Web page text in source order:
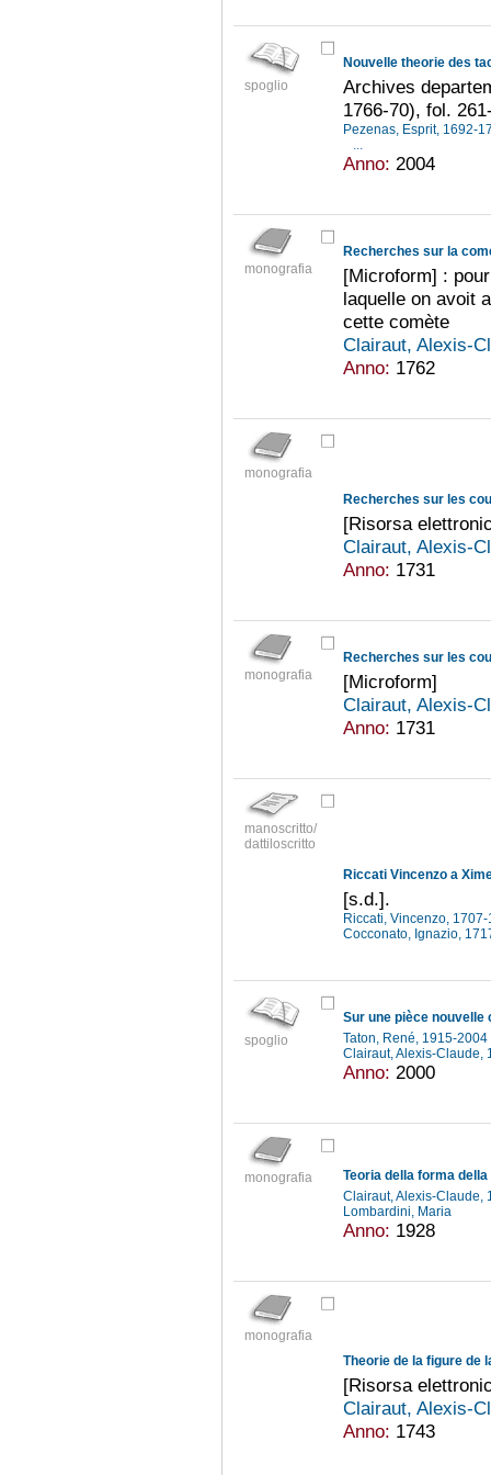
spoglio
Archives
1766-70), fol.
Pezenas, Esprit, 1692-
...
Anno: 2004
monografia
Recherches sur la
[Microform] :
laquelle on avoit
cette comète
Clairaut, Alexis-
Anno: 1762
monografia
Recherches sur les
[Risorsa
Clairaut, Alexis-
Anno: 1731
monografia
Recherches sur les
[Microform]
Clairaut, Alexis-
Anno: 1731
manoscritto/
dattiloscritto
Riccati Vincenzo a
[s.d.].
Riccati, Vincenzo,
Cocconato, Ignazio,
spoglio
Taton, René, 1915-2004
Clairaut, Alexis-Claude,
Anno: 2000
monografia
Teoria della forma
Clairaut, Alexis-Claude,
Lombardini, Maria
Anno: 1928
monografia
Theorie de la figure de
[Risorsa
Clairaut, Alexis-
Anno: 1743